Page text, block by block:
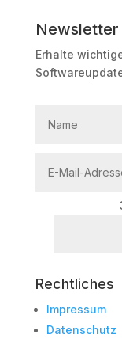
Newsletter
Erhalte
Rechtliches
Impressum
Datenschutz